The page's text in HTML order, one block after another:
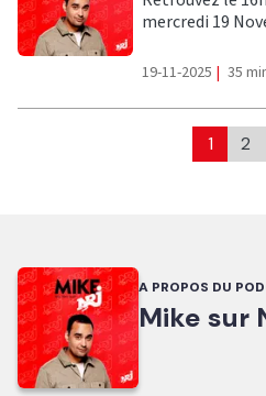
mercredi 19
19-11-2025 | 35
1 2
A PROPOS DU
Mike sur